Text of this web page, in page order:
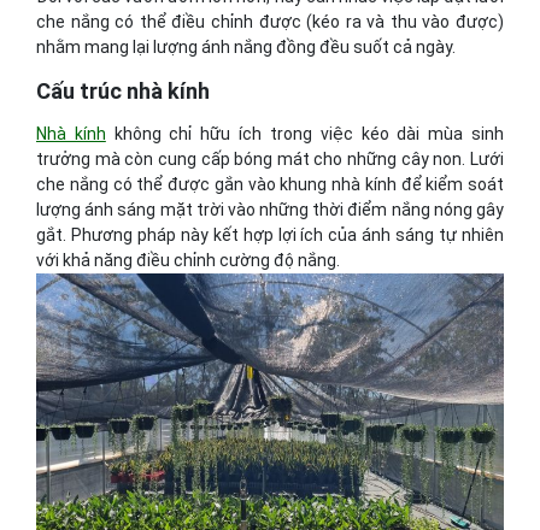
che nắng có thể điều chỉnh được (kéo ra và thu vào được)
nhằm mang lại lượng ánh nắng đồng đều suốt cả ngày.
Cấu trúc nhà kính
Nhà kính không chỉ hữu ích trong việc kéo dài mùa sinh
trưởng mà còn cung cấp bóng mát cho những cây non. Lưới
che nắng có thể được gắn vào khung nhà kính để kiểm soát
lượng ánh sáng mặt trời vào những thời điểm nắng nóng gây
gắt. Phương pháp này kết hợp lợi ích của ánh sáng tự nhiên
với khả năng điều chỉnh cường độ nắng.